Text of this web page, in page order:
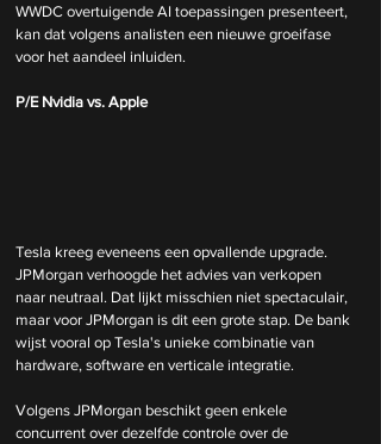
WWDC overtuigende AI toepassingen presenteert,
kan dat volgens analisten een nieuwe groeifase
voor het aandeel inluiden.
P/E Nvidia vs. Apple
Tesla kreeg eveneens een opvallende upgrade.
JPMorgan verhoogde het advies van verkopen
naar neutraal. Dat lijkt misschien niet spectaculair,
maar voor JPMorgan is dit een grote stap. De bank
wijst vooral op Tesla's unieke combinatie van
hardware, software en verticale integratie.
Volgens JPMorgan beschikt geen enkele
concurrent over dezelfde controle over de